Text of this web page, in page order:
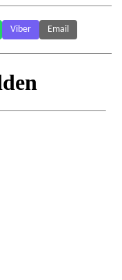
Viber Email